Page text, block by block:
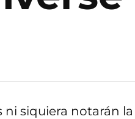
siquiera notarán